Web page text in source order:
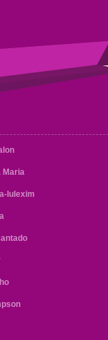
Maria
lulexim